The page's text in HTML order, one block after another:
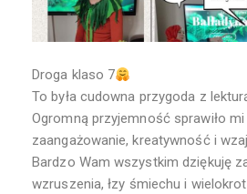
Droga klaso 7
To była cudowna przygoda z
Ogromną przyjemność sprawiło
zaangażowanie, kreatywność i
Bardzo Wam wszystkim dziękuję
wzruszenia, łzy śmiechu i